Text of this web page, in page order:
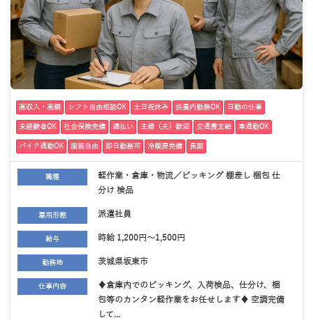
高収入・高額 シフト自由相談OK 土日祝休み 扶養内勤務OK 日勤の仕事
未経験者OK 社会保険完備 週払い 主婦（夫）歓迎 交通費支給 車通勤OK
バイク通勤OK 服装自由 即日勤務可 冷暖房完備 長期
職種
軽作業・倉庫・物流／ピッキング 棚差し 梱包 仕
分け 検品
雇用形態 派遣社員
給与 時給 1,200円～1,500円
勤務地 茨城県坂東市
仕事内容
♦倉庫内でのピッキング、入荷検品、仕分け、梱
包等のカンタン軽作業をお任せします♦ 空調完備
して...